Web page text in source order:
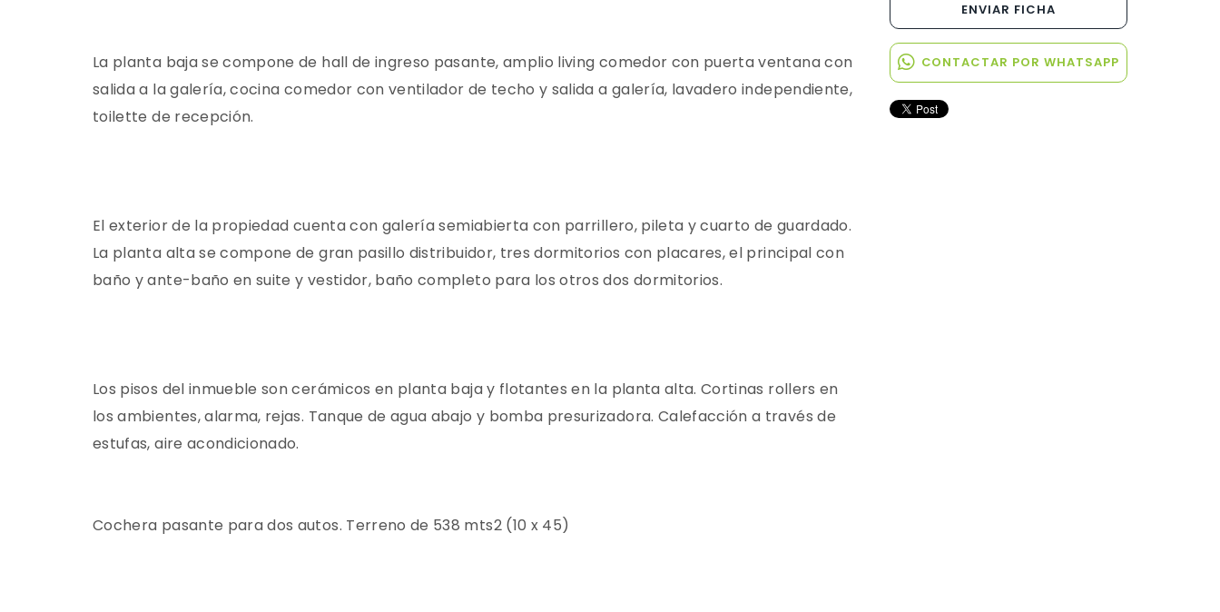
La planta baja se compone de hall de ingreso pasante, amplio living comedor con puerta ventana con
salida a la galería, cocina comedor con ventilador de techo y salida a galería, lavadero independiente,
toilette de recepción.
El exterior de la propiedad cuenta con galería semiabierta con parrillero, pileta y cuarto de guardado.
La planta alta se compone de gran pasillo distribuidor, tres dormitorios con placares, el principal con
baño y ante-baño en suite y vestidor, baño completo para los otros dos dormitorios.
Los pisos del inmueble son cerámicos en planta baja y flotantes en la planta alta. Cortinas rollers en
los ambientes, alarma, rejas. Tanque de agua abajo y bomba presurizadora. Calefacción a través de
estufas, aire acondicionado.
Cochera pasante para dos autos. Terreno de 538 mts2 (10 x 45)
ENVIAR FICHA
CONTACTAR POR WHATSAPP